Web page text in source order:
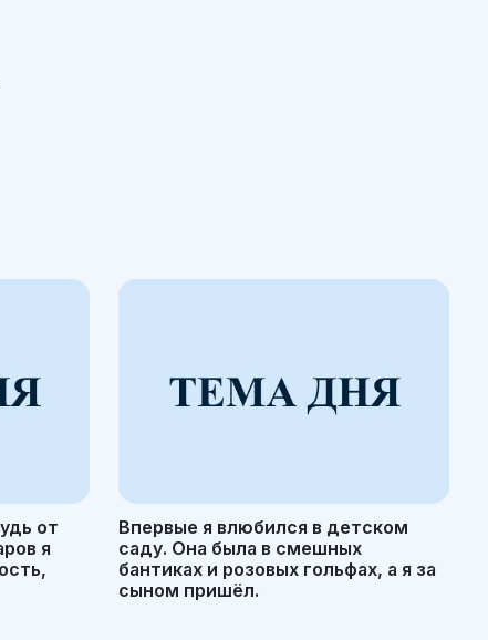
от
я
Впервые я влюбился в детском
саду. Она была в смешных
бантиках и розовых гольфах, а я за
сыном пришёл.